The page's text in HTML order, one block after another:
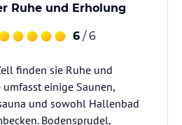
Ruhe und Erholung
6 / 6
finden sie Ruhe und
einige Saunen,
und sowohl Hallenbad
Bodensprudel,